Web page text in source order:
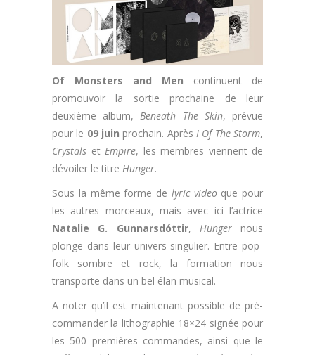
Of Monsters and Men continuent de
promouvoir la sortie prochaine de leur
deuxième album,Beneath The Skin, prévue
pour le 09 juin prochain. AprèsI Of The Storm,
Crystals et Empire, les membres viennent de
dévoiler le titre Hunger.
Sous la même forme de lyric video que pour
les autres morceaux, mais avec ici l’actrice
Natalie G. Gunnarsdóttir, Hungernous
plonge dans leur univers singulier. Entre pop-
folk sombre et rock, la formation nous
transporte dans un bel élan musical.
A noter qu’il est maintenant possible de pré-
commander la lithographie 18×24 signée pour
les 500 premières commandes, ainsi que le